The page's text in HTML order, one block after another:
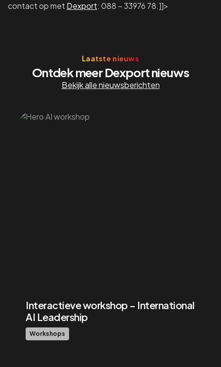
contact op met Dexport: 088 – 33976 78.]]>
Laatste nieuws
Ontdek meer Dexport nieuws
Bekijk alle nieuwsberichten
Interactieve workshop – International
AI Leadership
Workshops